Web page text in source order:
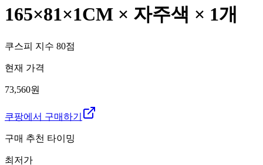
165×81×1CM × 자주색 × 1개
쿠스피 지수 80점
현재 가격
73,560원
쿠팡에서 구매하기
구매 추천 타이밍
최저가